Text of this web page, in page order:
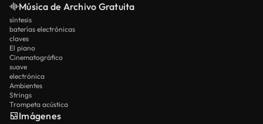
Música de Archivo Gratuita
síntesis
baterías electrónicas
claves
El piano
Cinematográfico
suave
electrónica
Ambientes
Strings
Trompeta acústica
Imágenes